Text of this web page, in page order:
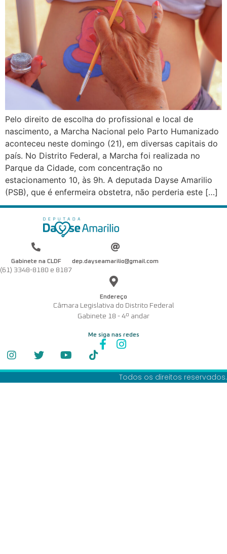
Pelo direito de escolha do profissional e local de
nascimento, a Marcha Nacional pelo Parto Humanizado
aconteceu neste domingo (21), em diversas capitais do
país. No Distrito Federal, a Marcha foi realizada no
Parque da Cidade, com concentração no
estacionamento 10, às 9h. A deputada Dayse Amarilio
(PSB), que é enfermeira obstetra, não perderia este […]
Gabinete na CLDF
(61) 3348-8180 e 8187
dep.dayseamarilio@gmail.com
Endereço
Câmara Legislativa do Distrito Federal
Gabinete 18 - 4º andar
Me siga nas redes
Todos os direitos reservados.